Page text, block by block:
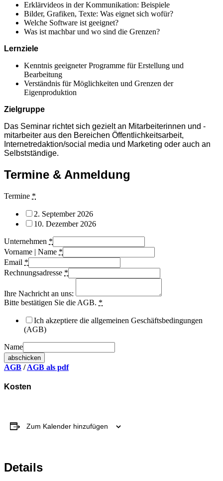
Erklärvideos in der Kommunikation: Beispiele
Bilder, Grafiken, Texte: Was eignet sich wofür?
Welche Software ist geeignet?
Was ist machbar und wo sind die Grenzen?
Lernziele
Kenntnis geeigneter Programme für Erstellung und
Bearbeitung
Verständnis für Möglichkeiten und Grenzen der
Eigenproduktion
Zielgruppe
Das Seminar richtet sich gezielt an Mitarbeiterinnen und -
mitarbeiter aus den Bereichen Öffentlichkeitsarbeit,
Internetredaktion/social media und Marketing oder auch an
Selbstständige.
Termine & Anmeldung
Termine *
2. September 2026
10. Dezember 2026
Unternehmen *
Vorname | Name *
Email *
Rechnungsadresse *
Ihre Nachricht an uns:
Bitte bestätigen Sie die AGB. *
Ich akzeptiere die allgemeinen Geschäftsbedingungen
(AGB)
Name
abschicken
AGB /AGB als pdf
Kosten
Zum Kalender hinzufügen
Details